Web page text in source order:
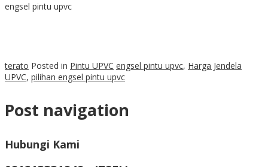
engsel pintu upvc
terato Posted in Pintu UPVC engsel pintu upvc, Harga Jendela
UPVC, pilihan engsel pintu upvc
Post navigation
Hubungi Kami